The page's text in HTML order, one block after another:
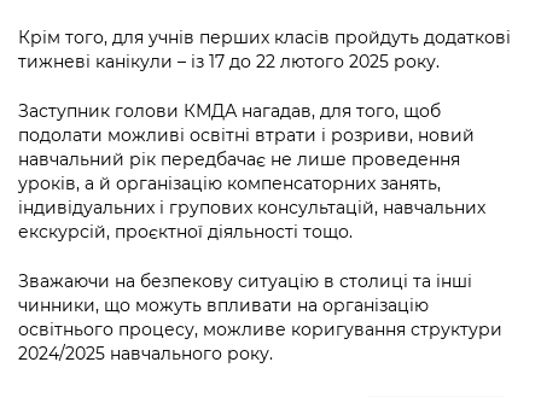
Безбар'єрність
Важливе під час воєнного стану
Крім того, для учнів перших класів пройдуть додаткові
тижневі канікули – із 17 до 22 лютого 2025 року.
Заступник голови КМДА нагадав, для того, щоб
подолати можливі освітні втрати і розриви, новий
навчальний рік передбачає не лише проведення
уроків, а й організацію компенсаторних занять,
індивідуальних і групових консультацій, навчальних
екскурсій, проєктної діяльності тощо.
Зважаючи на безпекову ситуацію в столиці та інші
чинники, що можуть впливати на організацію
освітнього процесу, можливе коригування структури
2024/2025 навчального року.